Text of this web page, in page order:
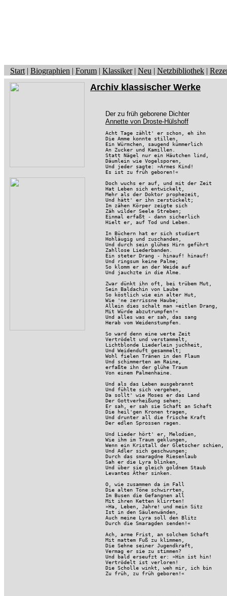
Start | Biographien | Forum | Klassiker| Neu | Netzbibliothek |
Archiv klassischer Werke
Der zu früh geborene Dichter
Annette von Droste-Hülshoff
Acht Tage zählt' er schon, eh ihn
Die Amme konnte stillen,
Ein Würmchen, saugend kümmerlich
An Zucker und Kamillen.
Statt Nägel nur ein Häutchen lind,
Däumlein wie Vogelsporen,
Und jeder sagte: »Armes Kind!
Es ist zu früh geboren!«
Doch wuchs er auf, und mit der Zeit
Hat Leben sich entwickelt,
Mehr als der Doktor prophezeit,
Und hätt' er ihn zerstückelt;
Im zähen Körper zeigte sich
Zäh wilder Seele Streben;
Einmal erfaßt - dann sicherlich
Hielt er, auf Tod und Leben.
In Büchern hat er sich studiert
Hohläugig und zuschanden,
Und durch sein glühes Hirn geführt
Zahllose Liederbanden.
Ein steter Drang - hinauf! hinauf!
Und ringsum keine Palme;
So klomm er an der Weide auf
Und jauchzte in die Alme.
Zwar dünkt ihn oft, bei trübem Mut,
Sein Baldachin von Laube
So köstlich wie ein alter Hut,
Wie 'ne zerrissne Haube;
Allein dies schalt man »eitlen Drang,
Mit Würde abzutrumpfen!«
Und alles was er sah, das sang
Herab vom Weidenstumpfen.
So ward denn eine werte Zeit
Vertrödelt und verstammelt,
Lichtblonde Liederlein juchheit,
Und Weidenduft gesammelt;
Wohl fielen Tränen in den Flaum
Und schimmerten am Raine,
erfaßte ihn der glühe Traum
Von einem Palmenhaine.
Und als das Leben ausgebrannt
Und fühlte sich vergehen,
Da sollt' wie Moses er das Land
Der Gottverheißung sehen;
Er sah, er sah sie Schaft an Schaft
Die heil'gen Kronen tragen,
Und drunter all die frische Kraft
Der edlen Sprossen ragen.
Und Lieder hört' er, Melodien,
Wie ihm im Traum geklungen,
Wenn ein Kristall der Gletscher schien,
Und Adler sich geschwungen;
Durch das smaragdne Riesenlaub
Sah er die Lyra blinken,
Und über sie gleich goldnem Staub
Levantes Äther sinken.
O, wie zusammen da im Fall
Die alten Töne schwirrten,
Im Busen die Gefangnen all
Mit ihren Ketten klirrten!
»Ha, Leben, Jahre! und mein Sitz
Ist in den Säulenwänden,
Auch meine Lyra soll den Blitz
Durch die Smaragden senden!«
Ach, arme Frist, an solchem Schaft
Mit mattem Fuß zu klimmen,
Die Sehne seiner Jugendkraft,
Vermag er sie zu stimmen?
Und bald erseufzt er: »Hin ist hin!
Vertrödelt ist verloren!
Die Scholle winkt, weh mir, ich bin
Zu früh, zu früh geboren!«